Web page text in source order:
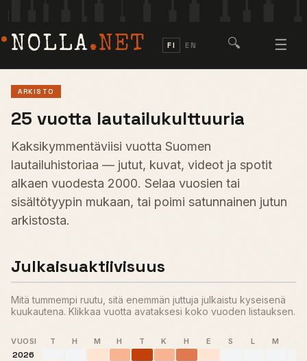
NOLLA.NET FI EN 🔍 ☰
ARKISTO
25 vuotta lautailukulttuuria
Kaksikymmentäviisi vuotta Suomen
lautailuhistoriaa — jutut, kuvat, videot ja spotit
alkaen vuodesta 2000. Selaa vuosien tai
sisältötyypin mukaan, tai poimi satunnainen jutun
arkistosta.
Julkaisuaktiivisuus
Mitä tummempi ruutu, sitä enemmän juttuja julkaistu kyseisenä
kuukautena. Klikkaa vuotta avataksesi koko vuoden listauksen.
VUOSI T H M H T K H E S L M J
2026